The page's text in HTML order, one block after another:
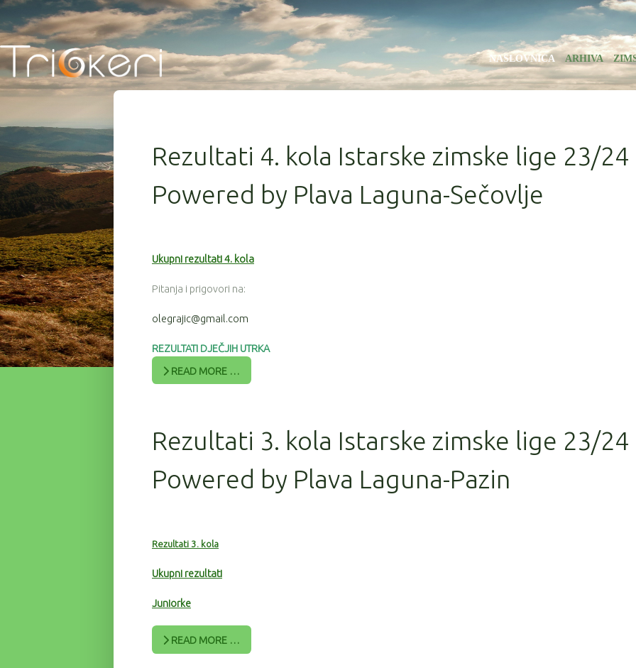
NASLOVNICA ARHIVA
Rezultati 4. kola Istarske zimske lige 23/24
Powered by Plava Laguna-Sečovlje
Ukupni rezultati 4. kola
Pitanja i prigovori na:
olegrajic@gmail.com
REZULTATI DJEČJIH UTRKA
READ MORE …
Rezultati 3. kola Istarske zimske lige 23/24
Powered by Plava Laguna-Pazin
Rezultati 3. kola
Ukupni rezultati
Juniorke
READ MORE …